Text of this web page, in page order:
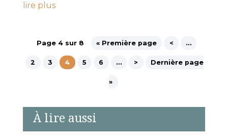
lire plus
Page 4 sur 8 « Première page < …
2 3 4 5 6 … > Dernière page
»
À lire aussi